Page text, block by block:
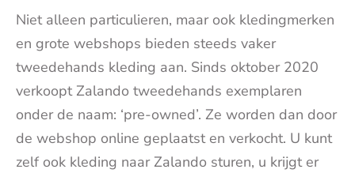
Niet alleen particulieren, maar ook kledingmerken
en grote webshops bieden steeds vaker
tweedehands kleding aan. Sinds oktober 2020
verkoopt Zalando tweedehands exemplaren
onder de naam: ‘pre-owned’. Ze worden dan door
de webshop online geplaatst en verkocht. U kunt
zelf ook kleding naar Zalando sturen, u krijgt er